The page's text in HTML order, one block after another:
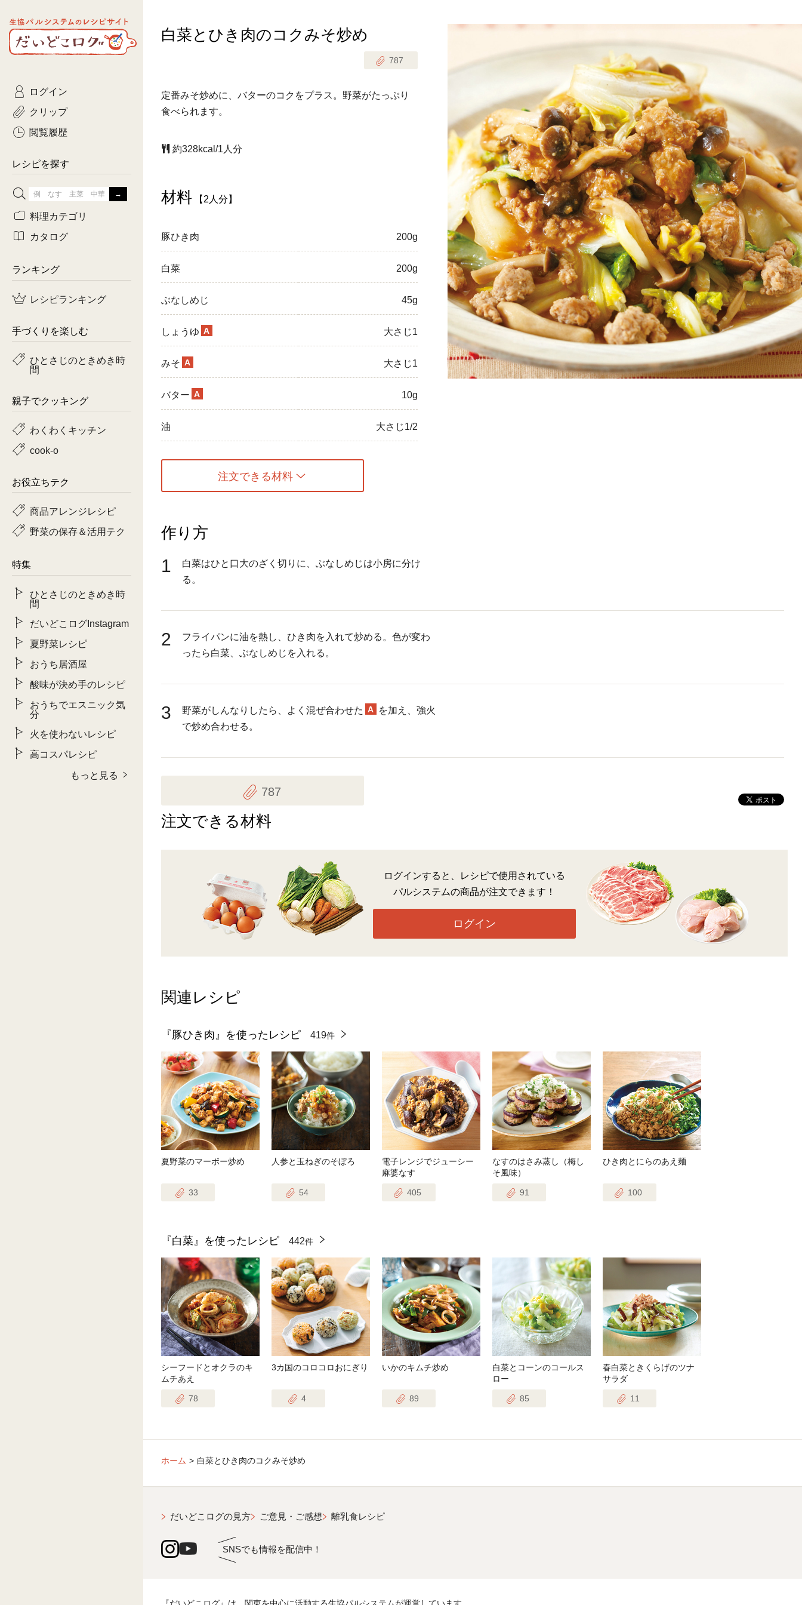
生協パルシステムのレシピ
サイト
だいどこログ
白菜とひき肉のコクみそ炒め
787
定番みそ炒めに、バターのコクをプラス。野菜がたっぷり
食べられます。
約328kcal/1人分
材料 【2人分】
豚ひき肉 200g
白菜 200g
ぶなしめじ 45g
しょうゆ A 大さじ1
みそ A 大さじ1
バター A 10g
油 大さじ1/2
注文できる材料
作り方
1
白菜はひと口大のざく切りに、ぶなしめじは小房に分け
る。
2
フライパンに油を熱し、ひき肉を入れて炒める。色が変わ
ったら白菜、ぶなしめじを入れる。
3 野菜がしんなりしたら、よく混ぜ合わせた A
を加え、強火
で炒め合わせる。
787
注文できる材料
ログインすると、レシピで使用されている
パルシステムの商品が注文できます！
ログイン
関連レシピ
『豚ひき肉』を使ったレシピ 419件
夏野菜のマーボー炒め
33
人参と玉ねぎのそぼろ
54
電子レンジでジューシー
麻婆なす
405
なすのはさみ蒸し（梅し
そ風味）
91
ひき肉とにらのあえ麺
100
『白菜』を使ったレシピ 442件
シーフードとオクラのキ
ムチあえ
78
3カ国のコロコロおにぎり
4
いかのキムチ炒め
89
白菜とコーンのコールス
ロー
85
春白菜ときくらげのツナ
サラダ
11
ホーム 白菜とひき肉のコクみそ炒め
だいどこログの見方 ご意見・ご感想 離乳食レシピ
SNSでも情報を配信中！
ログイン
クリップ
閲覧履歴
レシピを探す
ひとさじのときめき時間
おきらくだ 1歳半からの幼児食
3日分ごはんセット（3人分）
有賀薫さんのスープ
魚 アスパラガス
料理カテゴリ
主菜 副菜
常備菜・作りおき お弁当
カタログ
コトコト
yumyumいっしょごはん
ランキング
レシピランキング
手づくりを楽しむ
ひとさじのときめき時
間
親子でクッキング
わくわくキッチン
cook-o
お役立ちテク
商品アレンジレシピ
野菜の保存＆活用テク
特集
ひとさじのときめき時
間
だいどこログInstagram
夏野菜レシピ
おうち居酒屋
酸味が決め手のレシピ
おうちでエスニック気
分
火を使わないレシピ
高コスパレシピ
もっと見る